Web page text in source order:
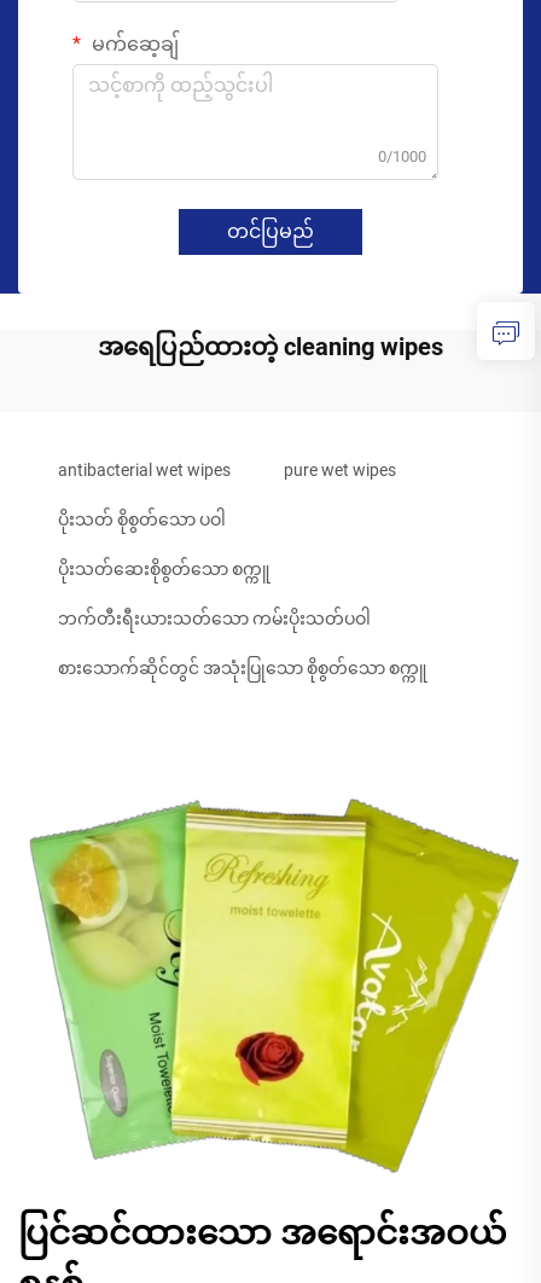
မက်ဆေ့ချ်
0/1000
တင်ပြမည်
အရေပြည်ထားတဲ့ cleaning wipes
antibacterial wet wipes pure wet wipes
ပိုးသတ် စိုစွတ်သော ပဝါ
ပိုးသတ်ဆေးစိုစွတ်သော စက္ကူ
ဘက်တီးရီးယားသတ်သော ကမ်းပိုးသတ်ပဝါ
စားသောက်ဆိုင်တွင် အသုံးပြုသော စိုစွတ်သော စက္ကူ
ပြင်ဆင်ထားသော အရောင်းအဝယ်